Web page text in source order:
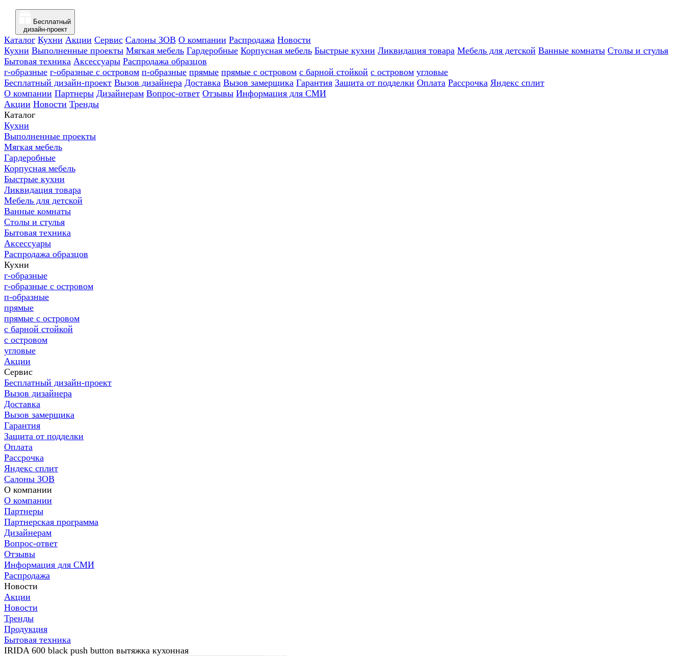
Бесплатный
дизайн-проект
Каталог Кухни Акции Сервис Салоны ЗОВ О компании Распродажа Новости
Кухни Выполненные проекты Мягкая мебель Гардеробные Корпусная мебель Быстрые кухни Ликвидация товара Мебель для детской Ванные комнаты Столы и стулья
Бытовая техника Аксессуары Распродажа образцов
г-образные г-образные с островом п-образные прямые прямые с островом с барной стойкой с островом угловые
Бесплатный дизайн-проект Вызов дизайнера Доставка Вызов замерщика Гарантия Защита от подделки Оплата Рассрочка Яндекс сплит
О компании Партнеры Дизайнерам Вопрос-ответ Отзывы Информация для СМИ
Акции Новости Тренды
Каталог
Кухни
Выполненные проекты
Мягкая мебель
Гардеробные
Корпусная мебель
Быстрые кухни
Ликвидация товара
Мебель для детской
Ванные комнаты
Столы и стулья
Бытовая техника
Аксессуары
Распродажа образцов
Кухни
г-образные
г-образные с островом
п-образные
прямые
прямые с островом
с барной стойкой
с островом
угловые
Акции
Сервис
Бесплатный дизайн-проект
Вызов дизайнера
Доставка
Вызов замерщика
Гарантия
Защита от подделки
Оплата
Рассрочка
Яндекс сплит
Салоны ЗОВ
О компании
О компании
Партнеры
Партнерская программа
Дизайнерам
Вопрос-ответ
Отзывы
Информация для СМИ
Распродажа
Новости
Акции
Новости
Тренды
Продукция
Бытовая техника
IRIDA 600 black push button вытяжка кухонная